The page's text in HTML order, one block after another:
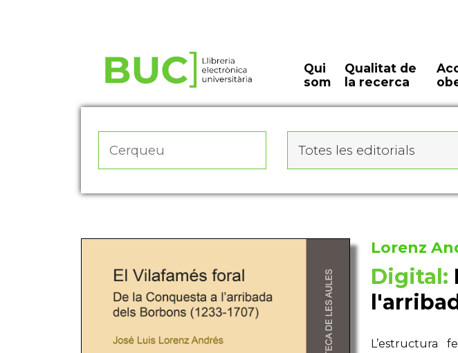
Qui
som
Qualitat de
la recerca
Totes les editorials
Lorenz
Digital:
L’estructura